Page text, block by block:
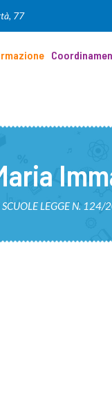
77
LEGGE N. 124/